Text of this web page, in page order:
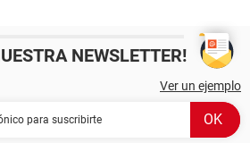
NEWSLETTER!
Ver un ejemplo